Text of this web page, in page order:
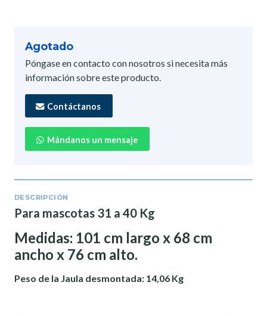
Agotado
Póngase en contacto con nosotros si necesita más
información sobre este producto.
Contáctanos
Mándanos un mensaje
DESCRIPCIÓN
Para mascotas 31 a 40 Kg
Medidas: 101 cm largo x 68 cm
ancho x 76 cm alto.
Peso de la Jaula desmontada: 14,06 Kg